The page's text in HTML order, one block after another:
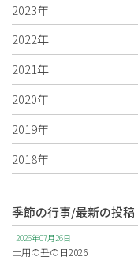
2023年
2022年
2021年
2020年
2019年
2018年
季節の行事/最新の投稿
2026年07月26日
土用の丑の日2026